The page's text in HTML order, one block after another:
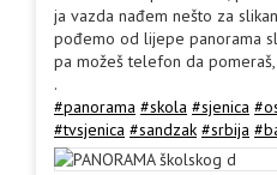
ja vazda nađem nešto za
pođemo od lijepe panorama
pa možeš telefon da
.
#panorama #skola #sjenica
#tvsjenica #sandzak #srbija